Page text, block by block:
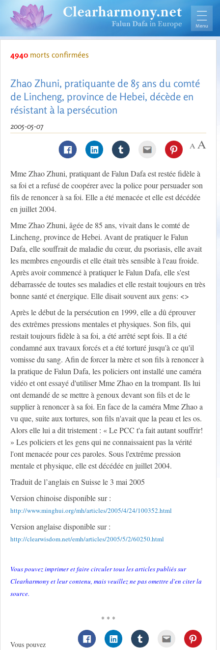
4940 morts confirmées
Zhao Zhuni, pratiquante de 85 ans du comté
de Lincheng, province de Hebei, décède en
résistant à la persécution
2005-05-07
Mme Zhao Zhuni, pratiquant de Falun Dafa est restée fidèle à
sa foi et a refusé de coopérer avec la police pour persuader son
fils de renoncer à sa foi. Elle a été menacée et elle est décédée
en juillet 2004.
Mme Zhao Zhuni, âgée de 85 ans, vivait dans le comté de
Lincheng, province de Hebei. Avant de pratiquer le Falun
Dafa, elle souffrait de maladie du cœur, du psoriasis, elle avait
les membres engourdis et elle était très sensible à l'eau froide.
Après avoir commencé à pratiquer le Falun Dafa, elle s'est
débarrassée de toutes ses maladies et elle restait toujours en très
bonne santé et énergique. Elle disait souvent aux gens: <>
Après le début de la persécution en 1999, elle a dû éprouver
des extrêmes pressions mentales et physiques. Son fils, qui
restait toujours fidèle à sa foi, a été arrêté sept fois. Il a été
condamné aux travaux forcés et a été torturé jusqu'à ce qu'il
vomisse du sang. Afin de forcer la mère et son fils à renoncer à
la pratique de Falun Dafa, les policiers ont installé une caméra
vidéo et ont essayé d'utiliser Mme Zhao en la trompant. Ils lui
ont demandé de se mettre à genoux devant son fils et de le
supplier à renoncer à sa foi. En face de la caméra Mme Zhao a
vu que, suite aux tortures, son fils n'avait que la peau et les os.
Alors elle lui a dit tristement : « Le PCC t'a fait autant souffrir!
» Les policiers et les gens qui ne connaissaient pas la vérité
l'ont menacée pour ces paroles. Sous l'extrême pression
mentale et physique, elle est décédée en juillet 2004.
Traduit de l’anglais en Suisse le 3 mai 2005
Version chinoise disponible sur :
http://www.minghui.org/mh/articles/2005/4/24/100352.html
Version anglaise disponible sur :
http://clearwisdom.net/emh/articles/2005/5/2/60250.html
Vous pouvez imprimer et faire circuler tous les articles publiés sur
Clearharmony et leur contenu, mais veuillez ne pas omettre d'en citer la
source.
* * *
Vous pouvez